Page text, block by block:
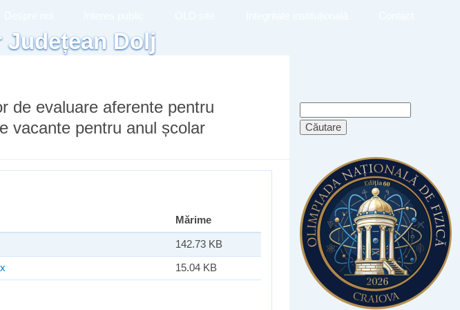
Dolj
de evaluare aferente pentru
vacante pentru anul școlar
Mărime
142.73 KB
15.04 KB
Formular de
căutare